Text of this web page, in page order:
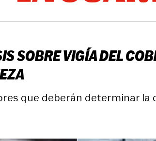
SOBRE VIGÍA DEL
que deberán determinar la